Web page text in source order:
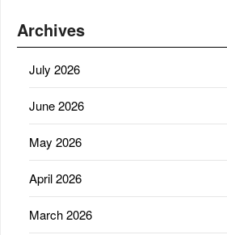
Archives
July 2026
June 2026
May 2026
April 2026
March 2026